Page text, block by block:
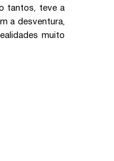
tantos, teve a
a desventura,
muito